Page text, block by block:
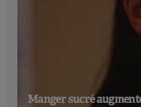
Manger sucré